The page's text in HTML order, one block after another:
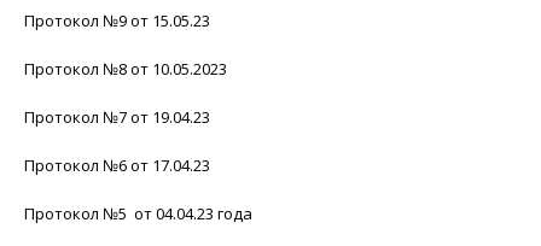
Протокол №9 от 15.05.23
Протокол №8 от 10.05.2023
Протокол №7 от 19.04.23
Протокол №6 от 17.04.23
Протокол №5 от 04.04.23 года